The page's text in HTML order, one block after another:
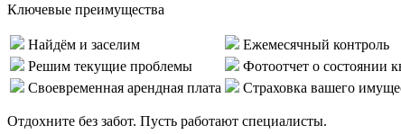
Ключевые преимущества
Найдём и заселим Ежемесячный контроль
Решим текущие проблемы
Фотоотчет о состоянии
Своевременная арендная плата
Страховка вашего
Отдохните без забот. Пусть работают специалисты.